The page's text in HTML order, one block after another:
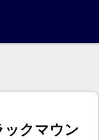
クマウン